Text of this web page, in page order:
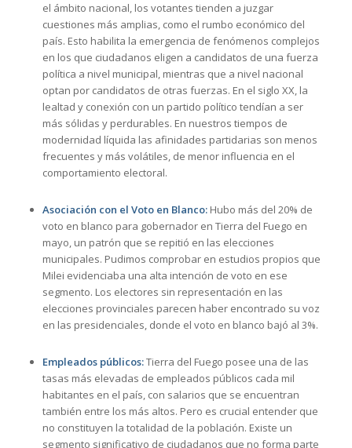
el ámbito nacional, los votantes tienden a juzgar
cuestiones más amplias, como el rumbo económico del
país. Esto habilita la emergencia de fenómenos complejos
en los que ciudadanos eligen a candidatos de una fuerza
política a nivel municipal, mientras que a nivel nacional
optan por candidatos de otras fuerzas. En el siglo XX, la
lealtad y conexión con un partido político tendían a ser
más sólidas y perdurables. En nuestros tiempos de
modernidad líquida las afinidades partidarias son menos
frecuentes y más volátiles, de menor influencia en el
comportamiento electoral.
Asociación con el Voto en Blanco: Hubo más del 20% de
voto en blanco para gobernador en Tierra del Fuego en
mayo, un patrón que se repitió en las elecciones
municipales. Pudimos comprobar en estudios propios que
Milei evidenciaba una alta intención de voto en ese
segmento. Los electores sin representación en las
elecciones provinciales parecen haber encontrado su voz
en las presidenciales, donde el voto en blanco bajó al 3%.
Empleados públicos:Tierra del Fuego posee una de las
tasas más elevadas de empleados públicos cada mil
habitantes en el país, con salarios que se encuentran
también entre los más altos. Pero es crucial entender que
no constituyen la totalidad de la población. Existe un
segmento significativo de ciudadanos que no forma parte